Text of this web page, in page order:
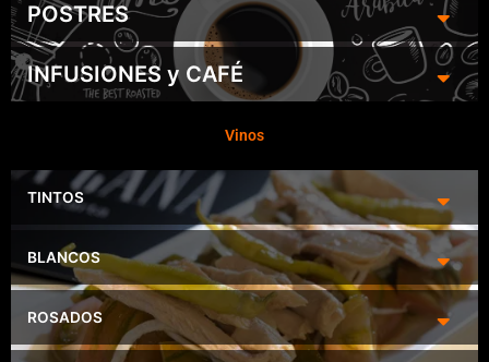
POSTRES
INFUSIONES y CAFÉ
Vinos
TINTOS
BLANCOS
ROSADOS